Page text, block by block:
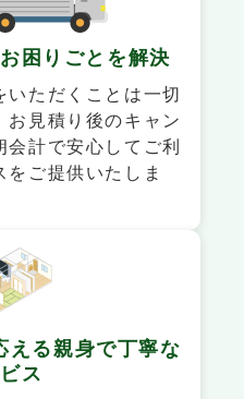
お困りごとを解決
いただくことは一切
お見積り後のキャン
計で安心してご利
をご提供いたしま
える 親身で丁寧な
ス